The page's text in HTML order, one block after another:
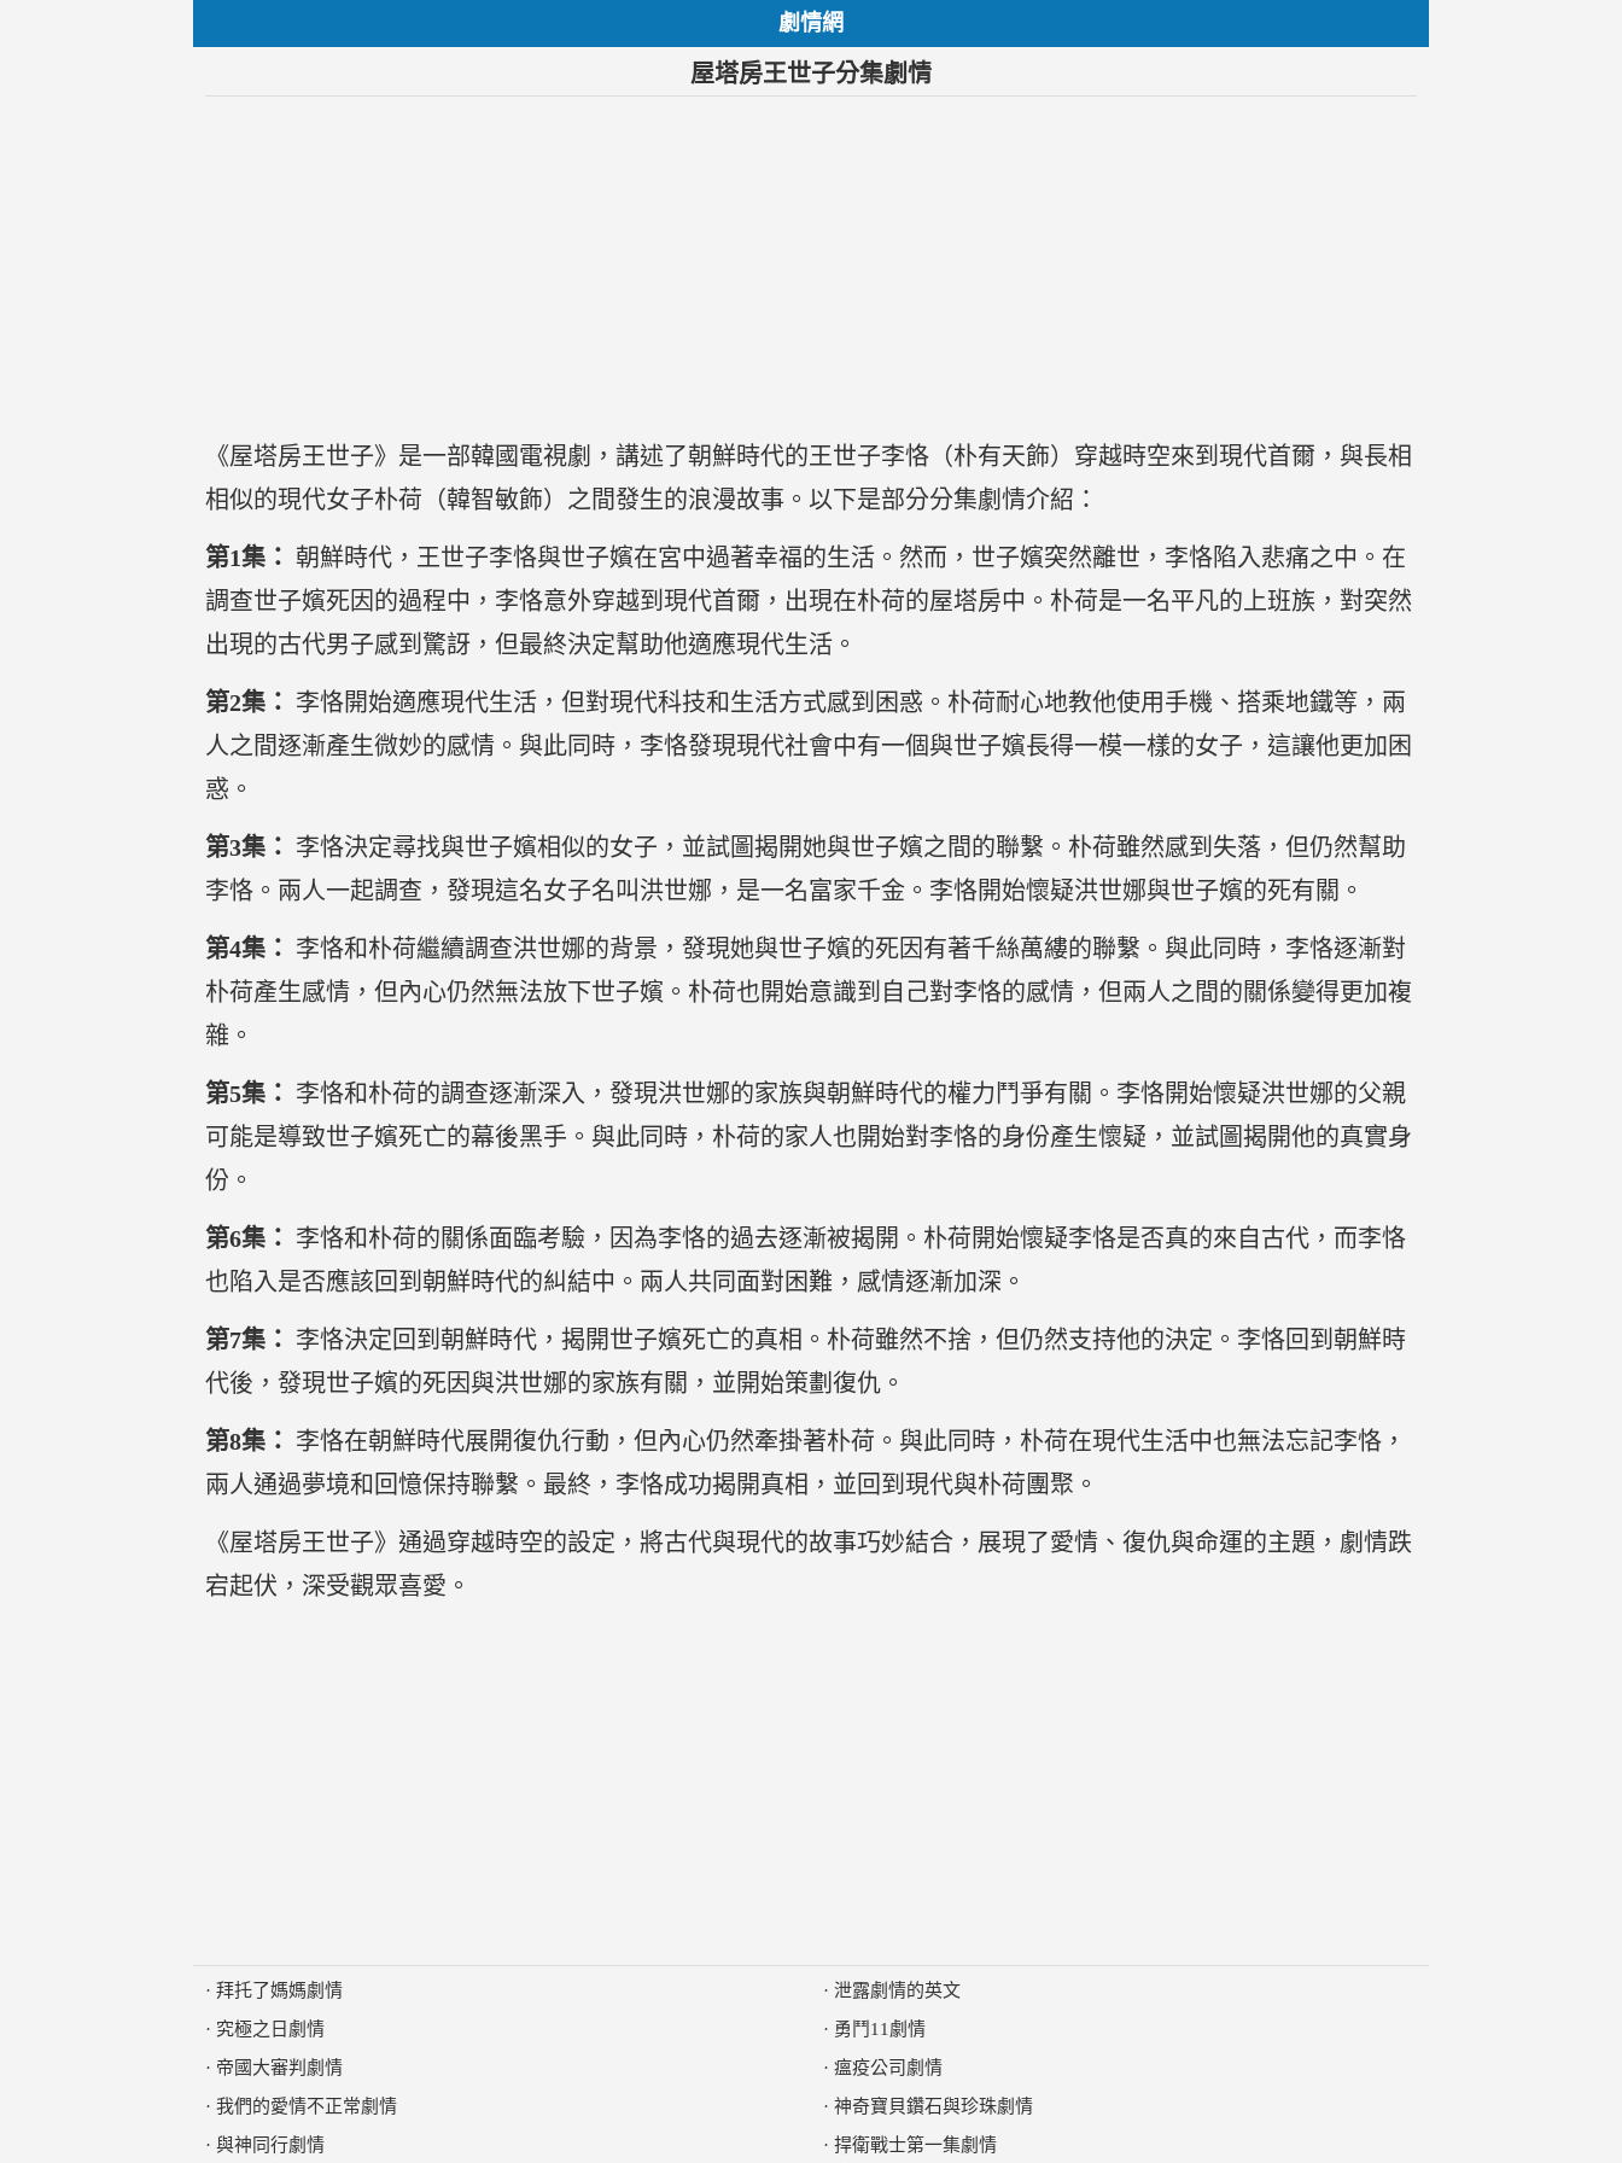
劇情網
屋塔房王世子分集劇情
《屋塔房王世子》是一部韓國電視劇，講述了朝鮮時代的王世子李恪（朴有天飾）穿越時空來到現代首爾，與長相
相似的現代女子朴荷（韓智敏飾）之間發生的浪漫故事。以下是部分分集劇情介紹：
第1集： 朝鮮時代，王世子李恪與世子嬪在宮中過著幸福的生活。然而，世子嬪突然離世，李恪陷入悲痛之中。在
調查世子嬪死因的過程中，李恪意外穿越到現代首爾，出現在朴荷的屋塔房中。朴荷是一名平凡的上班族，對突然
出現的古代男子感到驚訝，但最終決定幫助他適應現代生活。
第2集： 李恪開始適應現代生活，但對現代科技和生活方式感到困惑。朴荷耐心地教他使用手機、搭乘地鐵等，兩
人之間逐漸產生微妙的感情。與此同時，李恪發現現代社會中有一個與世子嬪長得一模一樣的女子，這讓他更加困
惑。
第3集： 李恪決定尋找與世子嬪相似的女子，並試圖揭開她與世子嬪之間的聯繫。朴荷雖然感到失落，但仍然幫助
李恪。兩人一起調查，發現這名女子名叫洪世娜，是一名富家千金。李恪開始懷疑洪世娜與世子嬪的死有關。
第4集： 李恪和朴荷繼續調查洪世娜的背景，發現她與世子嬪的死因有著千絲萬縷的聯繫。與此同時，李恪逐漸對
朴荷產生感情，但內心仍然無法放下世子嬪。朴荷也開始意識到自己對李恪的感情，但兩人之間的關係變得更加複
雜。
第5集： 李恪和朴荷的調查逐漸深入，發現洪世娜的家族與朝鮮時代的權力鬥爭有關。李恪開始懷疑洪世娜的父親
可能是導致世子嬪死亡的幕後黑手。與此同時，朴荷的家人也開始對李恪的身份產生懷疑，並試圖揭開他的真實身
份。
第6集： 李恪和朴荷的關係面臨考驗，因為李恪的過去逐漸被揭開。朴荷開始懷疑李恪是否真的來自古代，而李恪
也陷入是否應該回到朝鮮時代的糾結中。兩人共同面對困難，感情逐漸加深。
第7集： 李恪決定回到朝鮮時代，揭開世子嬪死亡的真相。朴荷雖然不捨，但仍然支持他的決定。李恪回到朝鮮時
代後，發現世子嬪的死因與洪世娜的家族有關，並開始策劃復仇。
第8集： 李恪在朝鮮時代展開復仇行動，但內心仍然牽掛著朴荷。與此同時，朴荷在現代生活中也無法忘記李恪，
兩人通過夢境和回憶保持聯繫。最終，李恪成功揭開真相，並回到現代與朴荷團聚。
《屋塔房王世子》通過穿越時空的設定，將古代與現代的故事巧妙結合，展現了愛情、復仇與命運的主題，劇情跌
宕起伏，深受觀眾喜愛。
· 拜托了媽媽劇情
· 究極之日劇情
· 帝國大審判劇情
· 我們的愛情不正常劇情
· 與神同行劇情
· 泄露劇情的英文
· 勇鬥11劇情
· 瘟疫公司劇情
· 神奇寶貝鑽石與珍珠劇情
· 捍衛戰士第一集劇情